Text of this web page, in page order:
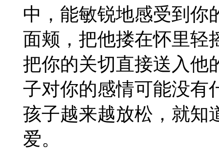
中，能敏锐地感受到你
面颊，把他搂在怀里轻
把你的关切直接送入他
子对你的感情可能没有
孩子越来越放松，就知
爱。